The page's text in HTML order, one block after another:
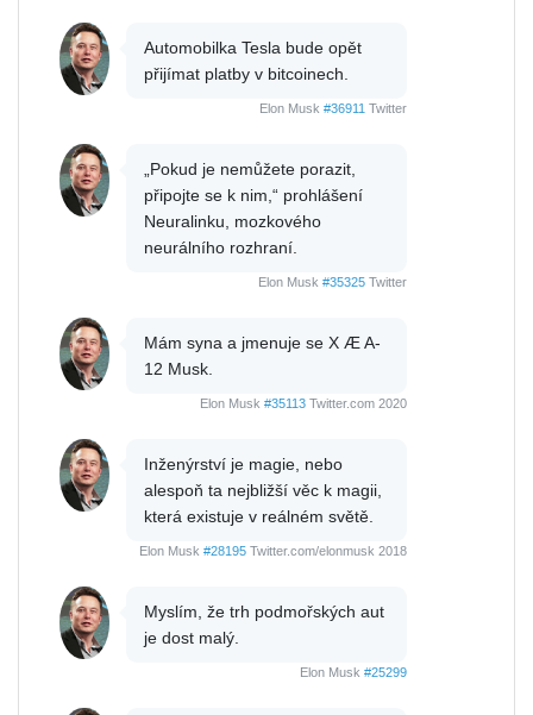
Automobilka Tesla bude opět
přijímat platby v bitcoinech.
Elon Musk #36911 Twitter
„Pokud je nemůžete porazit,
připojte se k nim,“ prohlášení
Neuralinku, mozkového
neurálního rozhraní.
Elon Musk #35325 Twitter
Mám syna a jmenuje se X Æ A-
12 Musk.
Elon Musk #35113 Twitter.com 2020
Inženýrství je magie, nebo
alespoň ta nejbližší věc k magii,
která existuje v reálném světě.
Elon Musk #28195 Twitter.com/elonmusk 2018
Myslím, že trh podmořských aut
je dost malý.
Elon Musk #25299